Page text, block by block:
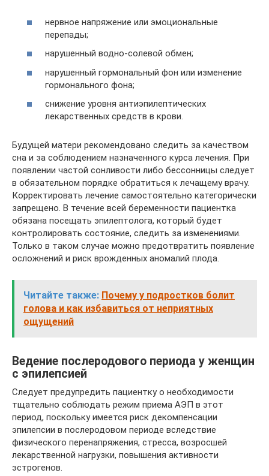
нервное напряжение или эмоциональные
перепады;
нарушенный водно-солевой обмен;
нарушенный гормональный фон или изменение
гормонального фона;
снижение уровня антиэпилептических
лекарственных средств в крови.
Будущей матери рекомендовано следить за качеством
сна и за соблюдением назначенного курса лечения. При
появлении частой сонливости либо бессонницы следует
в обязательном порядке обратиться к лечащему врачу.
Корректировать лечение самостоятельно категорически
запрещено. В течение всей беременности пациентка
обязана посещать эпилептолога, который будет
контролировать состояние, следить за изменениями.
Только в таком случае можно предотвратить появление
осложнений и риск врожденных аномалий плода.
Читайте также: Почему у подростков болит
голова и как избавиться от неприятных
ощущений
Ведение послеродового периода у женщин
с эпилепсией
Следует предупредить пациентку о необходимости
тщательно соблюдать режим приема АЭП в этот
период, поскольку имеется риск декомпенсации
эпилепсии в послеродовом периоде вследствие
физического перенапряжения, стресса, возросшей
лекарственной нагрузки, повышения активности
эстрогенов.